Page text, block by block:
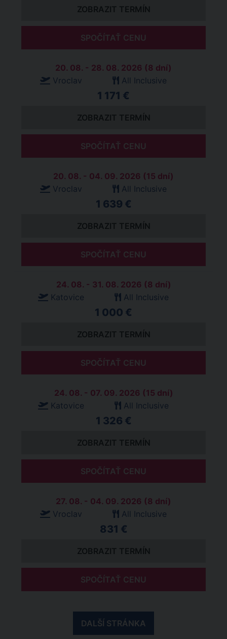
ZOBRAZIT TERMÍN
SPOČÍTAŤ CENU
20. 08. - 28. 08. 2026 (8 dní)
Vroclav
All Inclusive
1 171 €
ZOBRAZIT TERMÍN
SPOČÍTAŤ CENU
20. 08. - 04. 09. 2026 (15 dní)
Vroclav
All Inclusive
1 639 €
ZOBRAZIT TERMÍN
SPOČÍTAŤ CENU
24. 08. - 31. 08. 2026 (8 dní)
Katovice
All Inclusive
1 000 €
ZOBRAZIT TERMÍN
SPOČÍTAŤ CENU
24. 08. - 07. 09. 2026 (15 dní)
Katovice
All Inclusive
1 326 €
ZOBRAZIT TERMÍN
SPOČÍTAŤ CENU
27. 08. - 04. 09. 2026 (8 dní)
Vroclav
All Inclusive
831 €
ZOBRAZIT TERMÍN
SPOČÍTAŤ CENU
DALŠÍ STRÁNKA